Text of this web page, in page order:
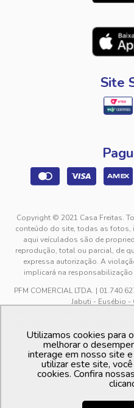
Site
Copyright © 2021 Casa Freitas.
conteúdo do site, todas as
aqui veículados são de
reprodução, total ou parcial, de
expressa autorização. A
implicará na
PFM COMERCIAL LTDA. |
Jabuti - Eusébio -
Os preços dos produtos estão
preço valido é sempre o
compra, no
Utilizamos cookies para
melhorar o
interage em nosso site
utilizar este site,
cookies. Confira